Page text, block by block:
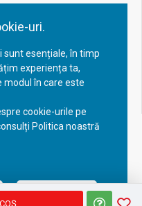
uri.
sunt esențiale, în timp
experiența ta,
în care este
cookie-urile pe
Politica noastră
Configurează